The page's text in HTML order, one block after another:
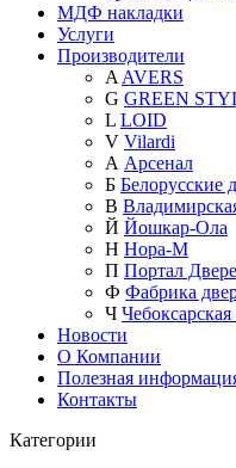
МДФ накладки
Услуги
Производители
A AVERS
G GREEN
L LOID
V Vilardi
А Арсенал
Б Белорусские
В
Й Йошкар-Ола
Н Нора-М
П Портал
Ф Фабрика
Ч
Новости
О Компании
Полезная
Контакты
Категории